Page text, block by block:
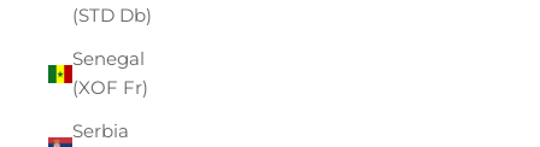
(STD Db)
Senegal
(XOF Fr)
Serbia